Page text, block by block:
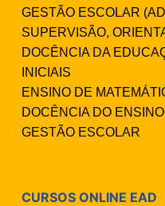
GESTÃO ESCOLAR
SUPERVISÃO,
DOCÊNCIA DA
INICIAIS
ENSINO DE
DOCÊNCIA DO
GESTÃO ESCOLAR
CURSOS ONLINE EAD